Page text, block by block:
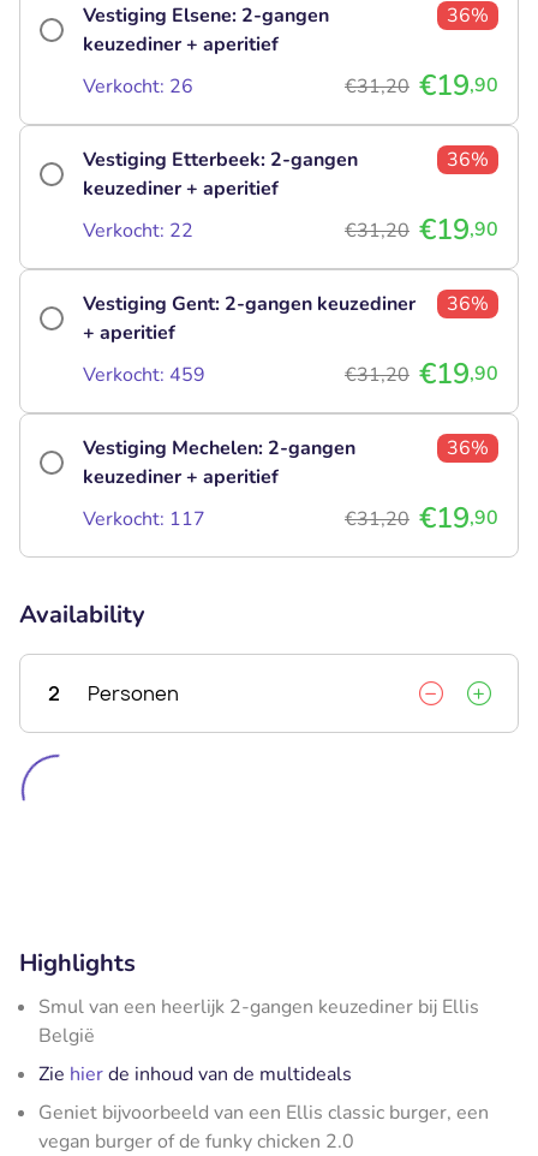
Vestiging Elsene: 2-gangen
keuzediner + aperitief
36%
Verkocht: 26 €31,20 €19,90
Vestiging Etterbeek: 2-gangen
keuzediner + aperitief
36%
Verkocht: 22 €31,20 €19,90
Vestiging Gent: 2-gangen keuzediner
+ aperitief
36%
Verkocht: 459 €31,20 €19,90
Vestiging Mechelen: 2-gangen
keuzediner + aperitief
36%
Verkocht: 117 €31,20 €19,90
Availability
2 Personen
Highlights
Smul van een heerlijk 2-gangen keuzediner bij Ellis
België
Zie hierde inhoud van de multideals
Geniet bijvoorbeeld van een Ellis classic burger, een
vegan burger of de funky chicken 2.0